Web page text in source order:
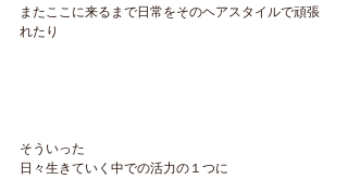
またここに来るまで日常をそのヘアスタイルで頑張
れたり
そういった
日々生きていく中での活力の１つに